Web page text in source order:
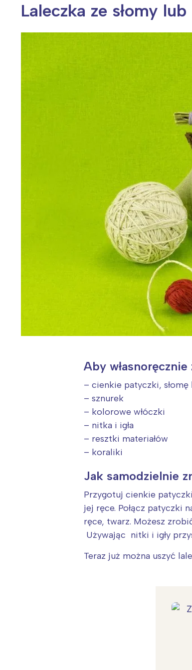
Laleczka ze słomy
Aby
– cienkie patyczki,
– sznurek
– kolorowe włóczki
– nitka i igła
– resztki materiałów
– koraliki
Jak samodzielnie
Przygotuj cienkie
jej ręce. Połącz patyczki
ręce, twarz. Możesz
Używając nitki i igły
Teraz już można uszyć